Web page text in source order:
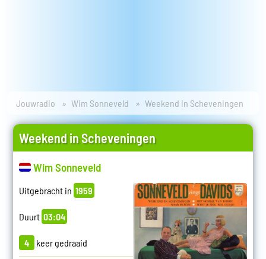
Jouwradio Wim Sonneveld Weekend in Scheveningen
Weekend in Scheveningen
Wim Sonneveld
Uitgebracht in 1959
Duurt 03:04
4 keer gedraaid